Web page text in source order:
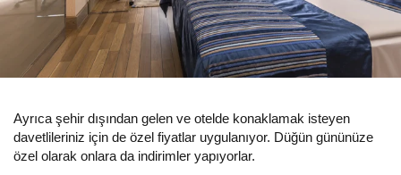
Ayrıca şehir dışından gelen ve otelde konaklamak isteyen
davetlileriniz için de özel fiyatlar uygulanıyor. Düğün gününüze
özel olarak onlara da indirimler yapıyorlar.